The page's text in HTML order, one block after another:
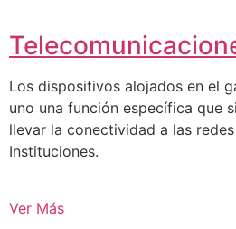
Los dispositivos alojados en el
uno una función específica que
llevar la conectividad a las
Instituciones.
Ver Más